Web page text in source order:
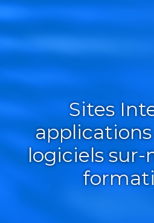
Sites
logiciels sur-